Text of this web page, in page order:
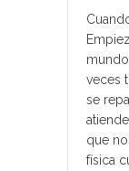
veces
se
que
física